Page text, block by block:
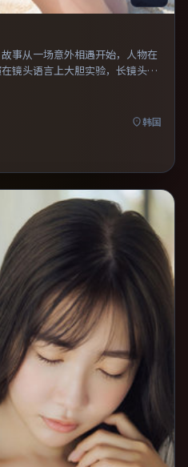
事从一场意外相遇开始，人物在
镜头语言上大胆实验，长镜头与
爽感，也保留作者表达，口碑潜
韩国